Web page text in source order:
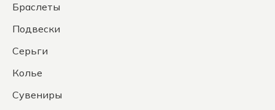
Браслеты
Подвески
Серьги
Колье
Сувениры